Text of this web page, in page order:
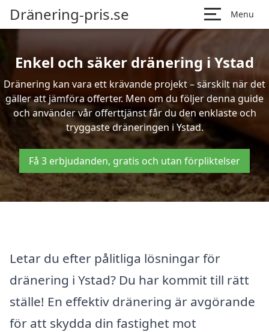
Dränering-pris.se Menu
Enkel och säker dränering i Ystad
Dränering kan vara ett krävande projekt – särskilt när det
gäller att jämföra offerter. Men om du följer denna guide
och använder vår offerttjänst får du den enklaste och
tryggaste dräneringen i Ystad.
Få 3 erbjudanden, gratis och utan förpliktelser
Letar du efter pålitliga lösningar för
dränering i Ystad? Du har kommit till rätt
ställe! En effektiv dränering är avgörande
för att skydda din fastighet mot